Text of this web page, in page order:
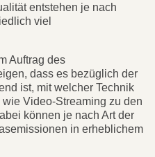
entstehen je nach
viel
Auftrag des
dass es bezüglich der
ist, mit welcher Technik
Video-Streaming zu den
können je nach Art der
in erheblichem